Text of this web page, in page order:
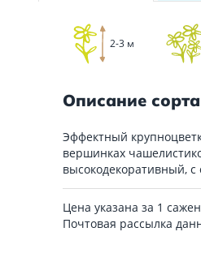
2-3 м
Описание
Эффектный
вершинках
высокодекоративный,
Цена указана за 1
Почтовая рассылка